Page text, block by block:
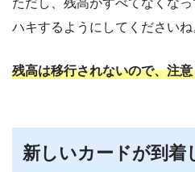
ハキするようにしてくださいね
残高は移行されないので、注
新しいカードが到着